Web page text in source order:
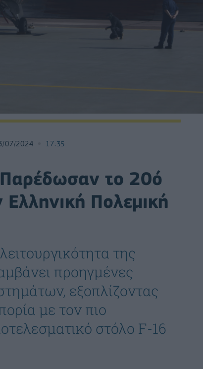
07/2024 17:35
το 20ό
Πολεμική
της
προηγμένες
εξοπλίζοντας
με τον πιο
στόλο F-16